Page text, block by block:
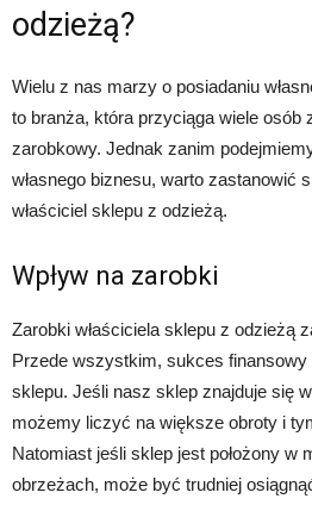
odzieżą?
Wielu z nas marzy o posiadaniu
to branża, która przyciąga wiele osób
zarobkowy. Jednak zanim
własnego biznesu, warto zastanowić
właściciel sklepu z odzieżą.
Wpływ na zarobki
Zarobki właściciela sklepu z odzieżą
Przede wszystkim, sukces
sklepu. Jeśli nasz sklep znajduje się
możemy liczyć na większe obroty i
Natomiast jeśli sklep jest położony w
obrzeżach, może być trudniej